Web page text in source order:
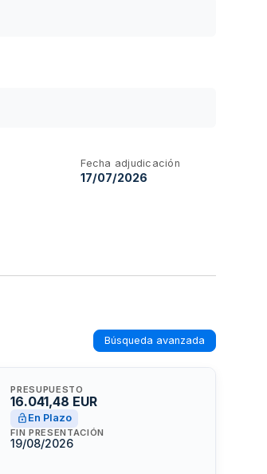
Fecha adjudicación
17/07/2026
Búsqueda avanzada
PRESUPUESTO
16.041,48 EUR
En Plazo
FIN PRESENTACIÓN
19/08/2026